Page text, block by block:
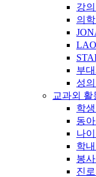
강
의
부
성
교과외 활
학생
동아
나
학
봉
진